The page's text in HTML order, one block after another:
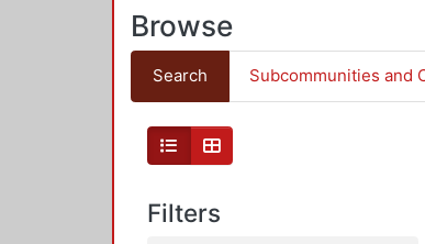
Browse
Search Subcommunities and
Filters